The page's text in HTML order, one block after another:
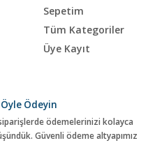
Sepetim
Tüm Kategoriler
Üye Kayıt
Öyle Ödeyin
ödemelerinizi kolayca
Güvenli ödeme altyapımız